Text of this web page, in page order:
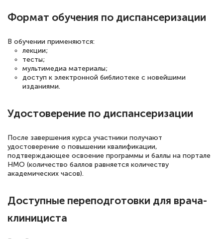
Елена Петрикс
Знаток города 5 уровня
повышени каалификации по
по тяжелой атлетике»! Хочется
подчеркуть, что при обращении
оперативно связались со мной
интересующие вопросы и в течении
двух…
Формат обучения по диспансеризации
В обучении применяются:
лекции;
тесты;
мультимедиа материалы;
доступ к электронной библиотеке с новейшими
изданиями.
Удостоверение по диспансеризации
После завершения курса участники получают
удостоверение о повышении квалификации,
подтверждающее освоение программы и баллы на портале
НМО (количество баллов равняется количеству
академических часов).
Доступные переподготовки для врача-
клинициста